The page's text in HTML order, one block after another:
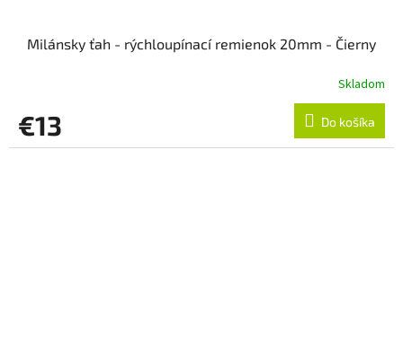
Milánsky ťah - rýchloupínací remienok 20mm - Čierny
Skladom
€13 Do košíka